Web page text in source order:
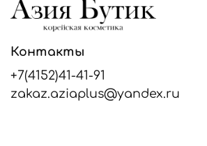
Контакты
+7(4152)41-41-91
zakaz.aziaplus@yandex.ru